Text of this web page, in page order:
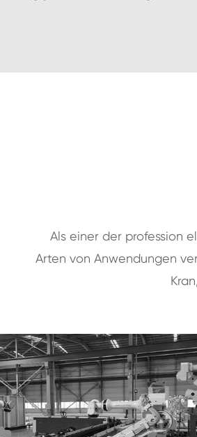
Als einer der profession
Arten von Anwendungen